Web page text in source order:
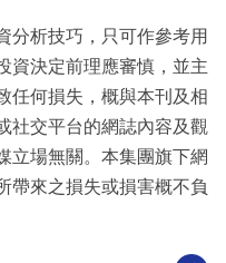
分析技巧，只可作參考用
資決定前理應審慎，並主
任何損失，概與本刊及相
社交平台的網誌內容及觀
立場無關。本集團旗下網
帶來之損失或損害概不負